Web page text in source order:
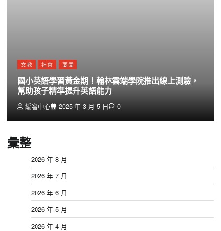
文教 社會 要聞
國小英語學習黃金期！翰林雲端學院推出線上測驗，
幫助孩子精準提升英語能力
編審中心 2025 年 3 月 5 日 0
彙整
2026 年 8 月
2026 年 7 月
2026 年 6 月
2026 年 5 月
2026 年 4 月